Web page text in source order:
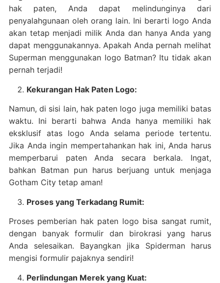
hak paten, Anda dapat melindunginya dari
penyalahgunaan oleh orang lain. Ini berarti logo Anda
akan tetap menjadi milik Anda dan hanya Anda yang
dapat menggunakannya. Apakah Anda pernah melihat
Superman menggunakan logo Batman? Itu tidak akan
pernah terjadi!
Kekurangan Hak Paten Logo:
Namun, di sisi lain, hak paten logo juga memiliki batas
waktu. Ini berarti bahwa Anda hanya memiliki hak
eksklusif atas logo Anda selama periode tertentu.
Jika Anda ingin mempertahankan hak ini, Anda harus
memperbarui paten Anda secara berkala. Ingat,
bahkan Batman pun harus berjuang untuk menjaga
Gotham City tetap aman!
Proses yang Terkadang Rumit:
Proses pemberian hak paten logo bisa sangat rumit,
dengan banyak formulir dan birokrasi yang harus
Anda selesaikan. Bayangkan jika Spiderman harus
mengisi formulir pajaknya sendiri!
Perlindungan Merek yang Kuat: